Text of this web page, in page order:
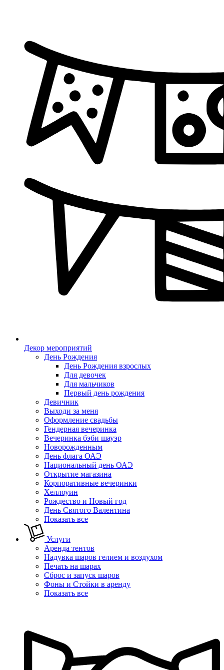
Декор мероприятий
День Рождения
День Рождения взрослых
Для девочек
Для мальчиков
Первый день рождения
Девичник
Выходи за меня
Оформление свадьбы
Гендерная вечеринка
Вечеринка бэби шауэр
Новорожденным
День флага ОАЭ
Национальный день ОАЭ
Открытие магазина
Корпоративные вечеринки
Хеллоуин
Рождество и Новый год
День Святого Валентина
Показать все
Услуги
Аренда тентов
Надувка шаров гелием и воздухом
Печать на шарах
Сброс и запуск шаров
Фоны и Стойки в аренду
Показать все